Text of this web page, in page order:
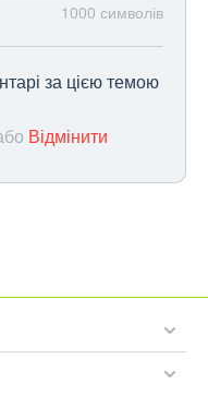
1000 символів
за цією темою
Відмінити